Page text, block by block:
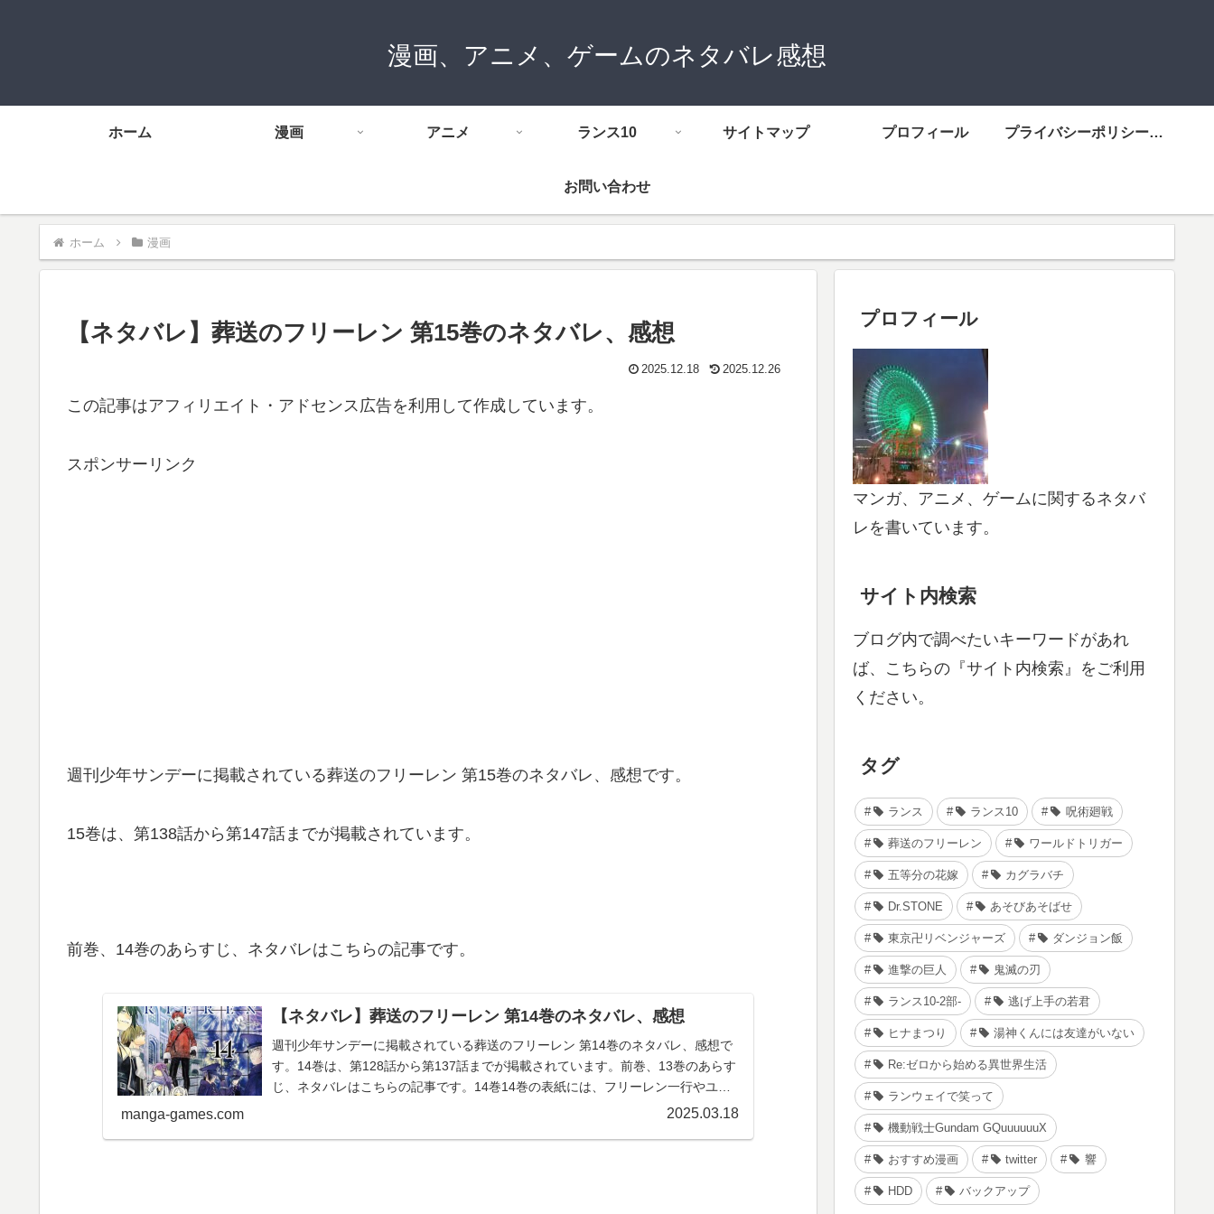
漫画、アニメ、ゲームのネタバレ感想
ホーム 漫画 アニメ ランス10 サイトマップ プロフィール プライバシーポリシーについて
お問い合わせ
ホーム 漫画
【ネタバレ】葬送のフリーレン 第15巻のネタバレ、感想
2025.12.18 2025.12.26
この記事はアフィリエイト・アドセンス広告を利用して作成しています。
スポンサーリンク
週刊少年サンデーに掲載されている葬送のフリーレン 第15巻のネタバレ、感想です。
15巻は、第138話から第147話までが掲載されています。
前巻、14巻のあらすじ、ネタバレはこちらの記事です。
【ネタバレ】葬送のフリーレン 第14巻のネタバレ、感想
週刊少年サンデーに掲載されている葬送のフリーレン 第14巻のネタバレ、感想で
す。14巻は、第128話から第137話までが掲載されています。前巻、13巻のあらす
じ、ネタバレはこちらの記事です。14巻14巻の表紙には、フリーレン一行やユー
manga-games.com 2025.03.18
プロフィール
マンガ、アニメ、ゲームに関するネタバ
レを書いています。
サイト内検索
ブログ内で調べたいキーワードがあれ
ば、こちらの『サイト内検索』をご利用
ください。
タグ
ランス ランス10 呪術廻戦
葬送のフリーレン ワールドトリガー
五等分の花嫁 カグラバチ
Dr.STONE あそびあそばせ
東京卍リベンジャーズ ダンジョン飯
進撃の巨人 鬼滅の刃
ランス10-2部- 逃げ上手の若君
ヒナまつり 湯神くんには友達がいない
Re:ゼロから始める異世界生活
ランウェイで笑って
機動戦士Gundam GQuuuuuuX
おすすめ漫画 twitter 響
HDD バックアップ